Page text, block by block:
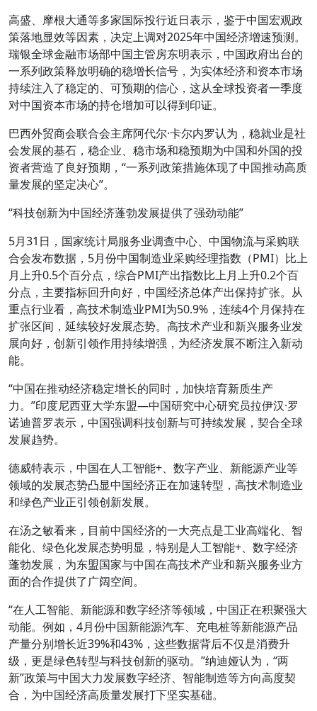
高盛、摩根大通等多家国际投行近日表示，鉴于中国宏观政
策落地显效等因素，决定上调对2025年中国经济增速预测。
瑞银全球金融市场部中国主管房东明表示，中国政府出台的
一系列政策释放明确的稳增长信号，为实体经济和资本市场
持续注入了稳定的、可预期的信心，这从全球投资者一季度
对中国资本市场的持仓增加可以得到印证。
巴西外贸商会联合会主席阿代尔·卡尔内罗认为，稳就业是社
会发展的基石，稳企业、稳市场和稳预期为中国和外国的投
资者营造了良好预期，“一系列政策措施体现了中国推动高质
量发展的坚定决心”。
“科技创新为中国经济蓬勃发展提供了强劲动能”
5月31日，国家统计局服务业调查中心、中国物流与采购联
合会发布数据，5月份中国制造业采购经理指数（PMI）比上
月上升0.5个百分点，综合PMI产出指数比上月上升0.2个百
分点，主要指标回升向好，中国经济总体产出保持扩张。从
重点行业看，高技术制造业PMI为50.9%，连续4个月保持在
扩张区间，延续较好发展态势。高技术产业和新兴服务业发
展向好，创新引领作用持续增强，为经济发展不断注入新动
能。
“中国在推动经济稳定增长的同时，加快培育新质生产
力。”印度尼西亚大学东盟—中国研究中心研究员拉伊汉·罗
诺迪普罗表示，中国强调科技创新与可持续发展，契合全球
发展趋势。
德威特表示，中国在人工智能+、数字产业、新能源产业等
领域的发展态势凸显中国经济正在加速转型，高技术制造业
和绿色产业正引领创新发展。
在汤之敏看来，目前中国经济的一大亮点是工业高端化、智
能化、绿色化发展态势明显，特别是人工智能+、数字经济
蓬勃发展，为东盟国家与中国在高技术产业和新兴服务业方
面的合作提供了广阔空间。
“在人工智能、新能源和数字经济等领域，中国正在积聚强大
动能。例如，4月份中国新能源汽车、充电桩等新能源产品
产量分别增长近39%和43%，这些数据背后不仅是消费升
级，更是绿色转型与科技创新的驱动。”纳迪娅认为，“两
新”政策与中国大力发展数字经济、智能制造等方向高度契
合，为中国经济高质量发展打下坚实基础。